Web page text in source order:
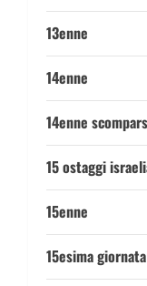
13enne
14enne
14enne
15 ostaggi
15enne
15esima giornata